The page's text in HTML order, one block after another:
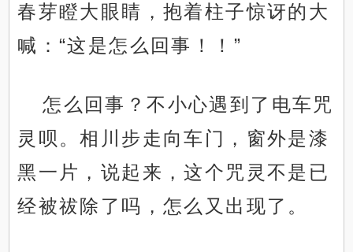
春芽瞪大眼睛，抱着柱子惊讶的大
喊：“这是怎么回事！！”
怎么回事？不小心遇到了电车咒
灵呗。相川步走向车门，窗外是漆
黑一片，说起来，这个咒灵不是已
经被祓除了吗，怎么又出现了。